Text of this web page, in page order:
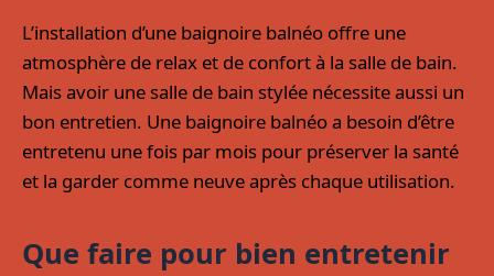
L’installation d’une baignoire balnéo offre une
atmosphère de relax et de confort à la salle de bain.
Mais avoir une salle de bain stylée nécessite aussi un
bon entretien. Une baignoire balnéo a besoin d’être
entretenu une fois par mois pour préserver la santé
et la garder comme neuve après chaque utilisation.
Que faire pour bien entretenir